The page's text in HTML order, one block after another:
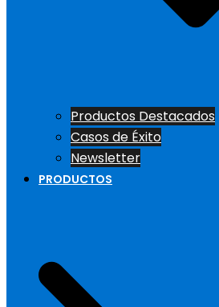
Productos Destacados
Casos de Éxito
Newsletter
PRODUCTOS